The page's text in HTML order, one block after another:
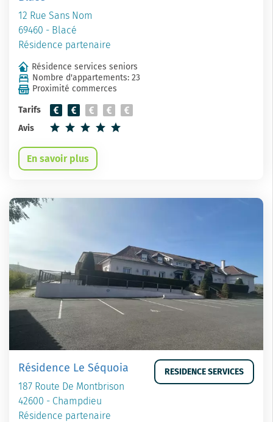
12 Rue Sans Nom
69460 - Blacé
Résidence partenaire
Résidence services seniors
Nombre d'appartements: 23
Proximité commerces
Tarifs
Avis
En savoir plus
Résidence Le Séquoia
187 Route De Montbrison
42600 - Champdieu
Résidence partenaire
RESIDENCE SERVICES